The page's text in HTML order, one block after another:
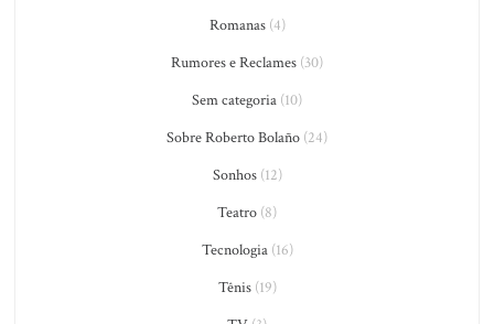
Romanas(4)
Rumores e Reclames (30)
Sem categoria (10)
Sobre Roberto Bolaño (24)
Sonhos(12)
Teatro (8)
Tecnologia(16)
Tênis(19)